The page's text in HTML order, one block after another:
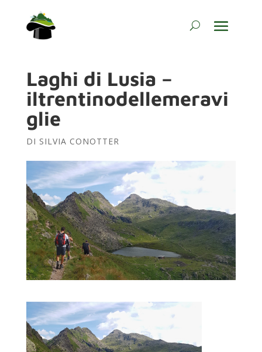
Laghi di Lusia –
iltrentinodellemeravi
glie
DI SILVIA CONOTTER